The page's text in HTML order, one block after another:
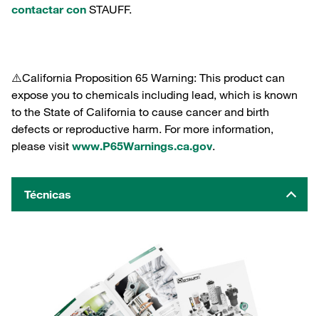
contactar con STAUFF.
⚠️California Proposition 65 Warning: This product can
expose you to chemicals including lead, which is known
to the State of California to cause cancer and birth
defects or reproductive harm. For more information,
please visit www.P65Warnings.ca.gov.
Técnicas